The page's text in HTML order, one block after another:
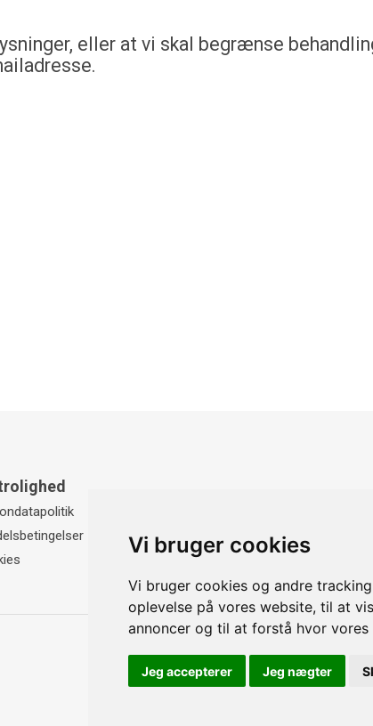
Vi bruger cookies
Vi bruger cookies og andre
oplevelse på vores website, til at
annoncer og til at forstå hvor vores
Jeg accepterer Jeg nægter
eller at vi skal begrænse